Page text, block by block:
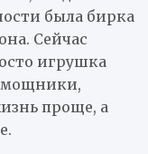
была бирка
Сейчас
игрушка
проще, а